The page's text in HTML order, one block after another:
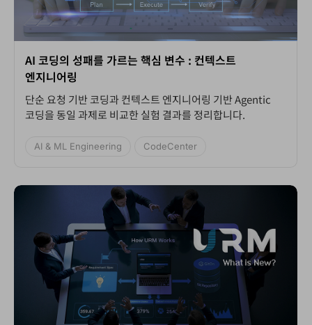
AI 코딩의 성패를 가르는 핵심 변수 : 컨텍스트
엔지니어링
단순 요청 기반 코딩과 컨텍스트 엔지니어링 기반 Agentic
코딩을 동일 과제로 비교한 실험 결과를 정리합니다.
AI & ML Engineering CodeCenter